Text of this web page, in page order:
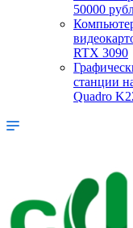
50000
RTX 3090
станции
Quadro